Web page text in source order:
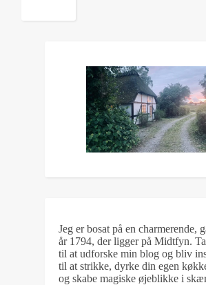
Jeg er bosat på en charmerende,
år 1794, der ligger på Midtfyn.
til at udforske min blog og bliv
til at strikke, dyrke din egen
og skabe magiske øjeblikke i